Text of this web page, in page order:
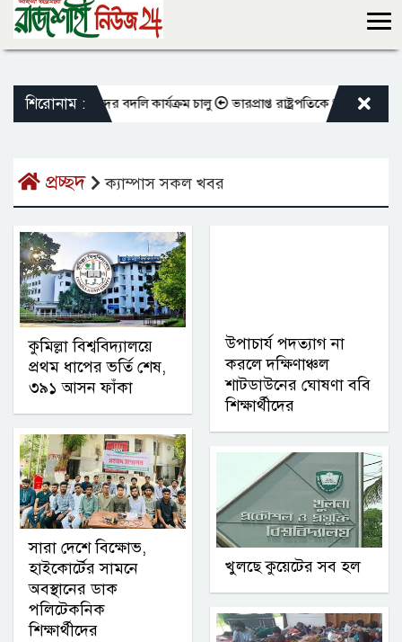
শিরোনাম :
শিক্ষকদের বদলি কার্যক্রম চালু ভারপ্রাপ্ত রাষ্ট্রপতিকে শুভেচ্ছা
প্রচ্ছদ ক্যাম্পাস সকল খবর
কুমিল্লা বিশ্ববিদ্যালয়ে
প্রথম ধাপের ভর্তি শেষ,
৩৯১ আসন ফাঁকা
সারা দেশে বিক্ষোভ,
হাইকোর্টের সামনে
অবস্থানের ডাক
পলিটেকনিক
শিক্ষার্থীদের
উপাচার্য পদত্যাগ না
করলে দক্ষিণাঞ্চল
শাটডাউনের ঘোষণা ববি
শিক্ষার্থীদের
খুলছে কুয়েটের সব হল